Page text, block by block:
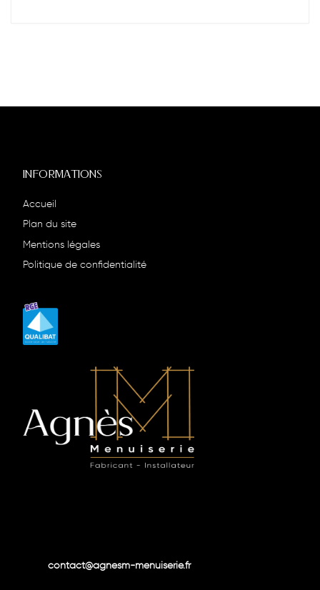
INFORMATIONS
Accueil
Plan du site
Mentions légales
Politique de confidentialité
contact@agnesm-menuiserie.fr